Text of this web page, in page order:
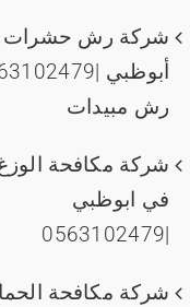
شركة رش
رش مبيدات
شركة مكافحة
في ابوظبي
|0563102479
شركة مكافحة